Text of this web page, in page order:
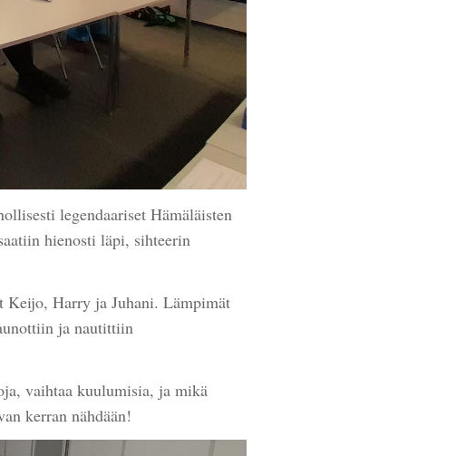
legendaariset Hämäläisten
hienosti läpi, sihteerin
Keijo, Harry ja Juhani. Lämpimät
ja nautittiin
vaihtaa kuulumisia, ja mikä
kerran nähdään!